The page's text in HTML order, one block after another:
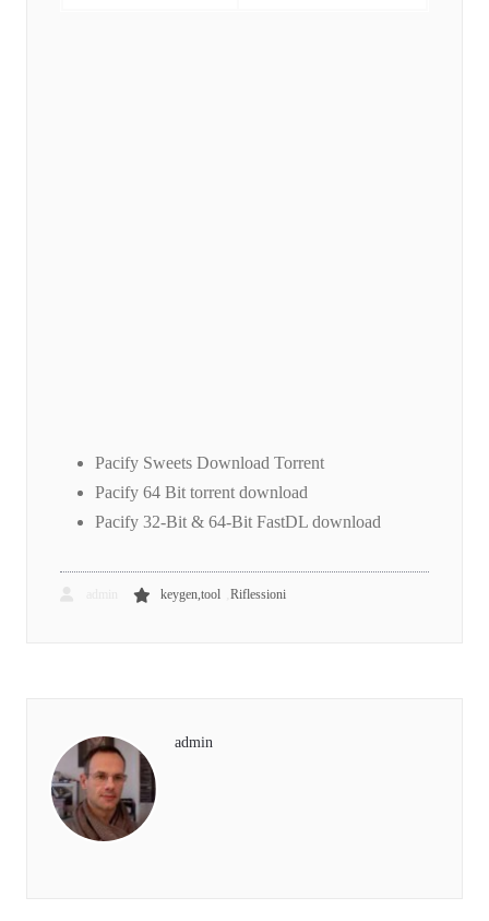
Pacify Sweets Download Torrent
Pacify 64 Bit torrent download
Pacify 32-Bit & 64-Bit FastDL download
keygen,tool Riflessioni
admin